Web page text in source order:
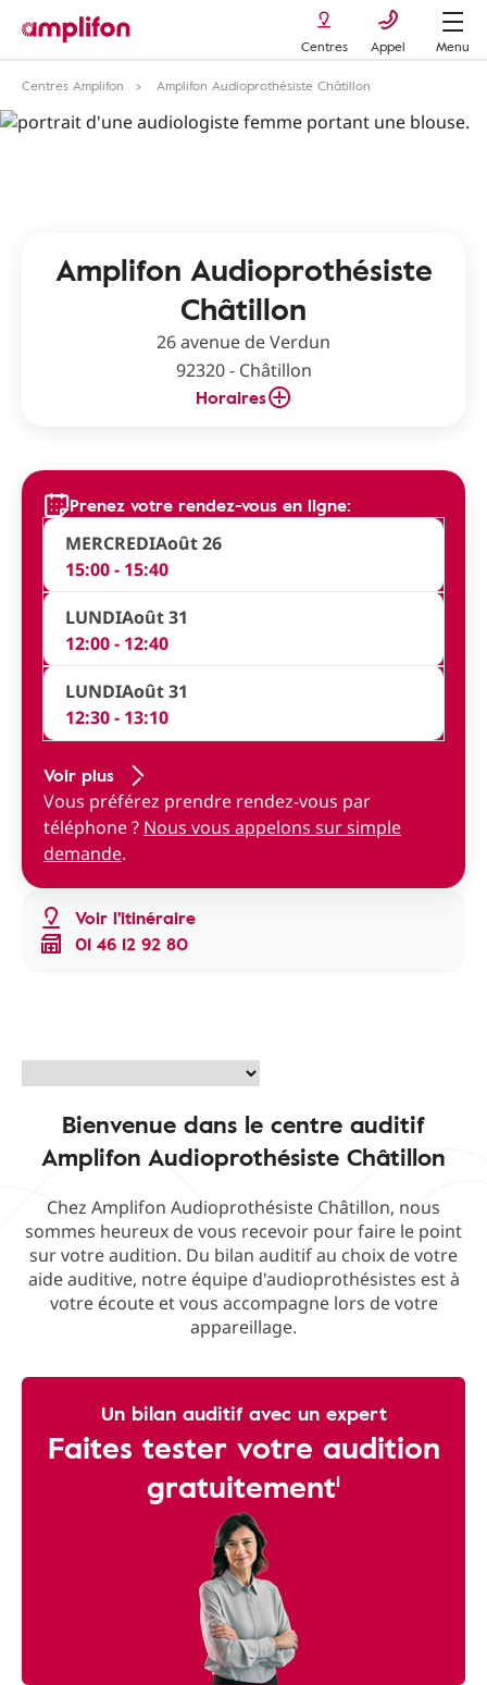
Centres Appel
Menu
Centres Amplifon
Amplifon Audioprothésiste Châtillon
Amplifon Audioprothésiste
Châtillon
26 avenue de Verdun
92320 - Châtillon
Horaires
Voir l'itinéraire
01 46 12 92 80
Prenez votre rendez-vous en ligne:
MERCREDIAoût 26
15:00 - 15:40
LUNDIAoût 31
12:00 - 12:40
LUNDIAoût 31
12:30 - 13:10
Voir plus
Vous préférez prendre rendez-vous par
téléphone ? Nous vous appelons sur simple
demande.
Bienvenue dans le centre auditif
Amplifon Audioprothésiste Châtillon
Chez Amplifon Audioprothésiste Châtillon, nous
sommes heureux de vous recevoir pour faire le point
sur votre audition. Du bilan auditif au choix de votre
aide auditive, notre équipe d'audioprothésistes est à
votre écoute et vous accompagne lors de votre
appareillage.
Un bilan auditif avec un expert
Faites tester votre audition
gratuitement¹